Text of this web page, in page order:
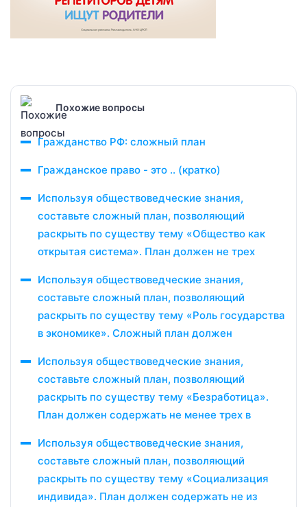
Похожие вопросы
Гражданство РФ: сложный план
Гражданское право - это .. (кратко)
Используя обществоведческие знания,
составьте сложный план, позволяющий
раскрыть по существу тему «Общество как
открытая система». План должен не трех
Используя обществоведческие знания,
составьте сложный план, позволяющий
раскрыть по существу тему «Роль государства
в экономике». Сложный план должен
Используя обществоведческие знания,
составьте сложный план, позволяющий
раскрыть по существу тему «Безработица».
План должен содержать не менее трех в
Используя обществоведческие знания,
составьте сложный план, позволяющий
раскрыть по существу тему «Социализация
индивида». План должен содержать не из